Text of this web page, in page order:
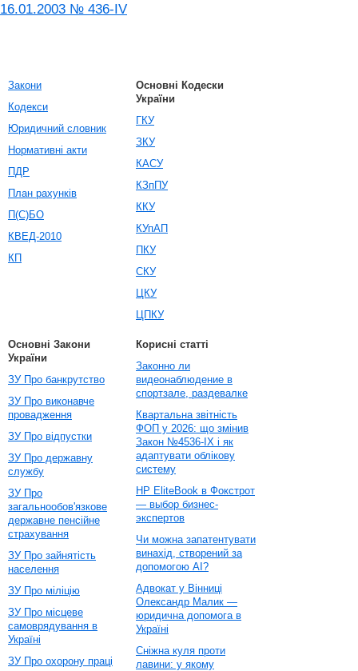
16.01.2003 № 436-IV
Закони
Кодекси
Юридичний словник
Нормативні акти
ПДР
План рахунків
П(С)БО
КВЕД-2010
КП
Основні Кодески
України
ГКУ
ЗКУ
КАСУ
КЗпПУ
ККУ
КУпАП
ПКУ
СКУ
ЦКУ
ЦПКУ
Основні Закони
України
ЗУ Про банкрутство
ЗУ Про виконавче
провадження
ЗУ Про відпустки
ЗУ Про державну
службу
ЗУ Про
загальнообов'язкове
державне пенсійне
страхування
ЗУ Про зайнятість
населення
ЗУ Про міліцію
ЗУ Про місцеве
самоврядування в
Україні
ЗУ Про охорону праці
Корисні статті
Законно ли
видеонаблюдение в
спортзале, раздевалке
Квартальна звітність
ФОП у 2026: що змінив
Закон №4536-IX і як
адаптувати облікову
систему
HP EliteBook в Фокстрот
— выбор бизнес-
экспертов
Чи можна запатентувати
винахід, створений за
допомогою AI?
Адвокат у Вінниці
Олександр Малик —
юридична допомога в
Україні
Сніжна куля проти
лавини: у якому